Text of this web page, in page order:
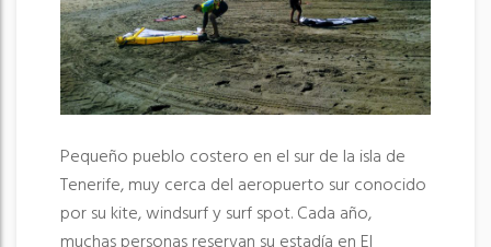
Pequeño pueblo costero en el sur de la isla de
Tenerife, muy cerca del aeropuerto sur conocido
por su kite, windsurf y surf spot. Cada año,